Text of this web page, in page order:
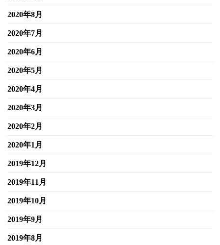
2020年8月
2020年7月
2020年6月
2020年5月
2020年4月
2020年3月
2020年2月
2020年1月
2019年12月
2019年11月
2019年10月
2019年9月
2019年8月